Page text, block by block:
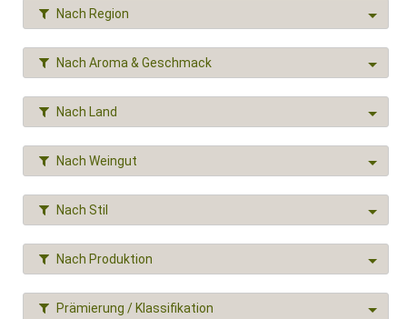
Nach Region
Nach Aroma & Geschmack
Nach Land
Nach Weingut
Nach Stil
Nach Produktion
Prämierung / Klassifikation